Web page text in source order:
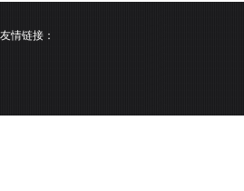
友情链接：